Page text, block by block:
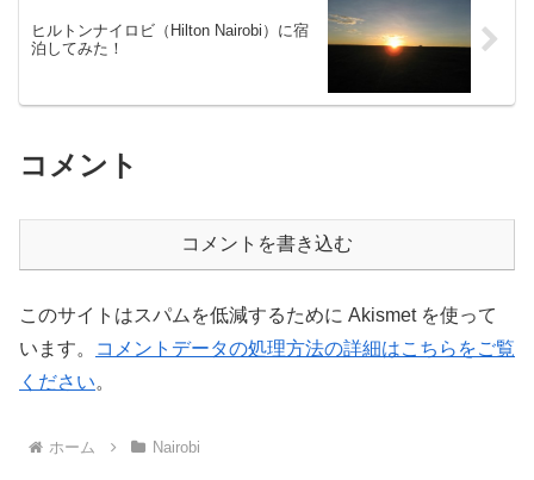
ヒルトンナイロビ（Hilton Nairobi）に宿
泊してみた！
コメント
コメントを書き込む
このサイトはスパムを低減するために Akismet を使って
います。
コメントデータの処理方法の詳細はこちらをご覧
ください。
ホーム Nairobi